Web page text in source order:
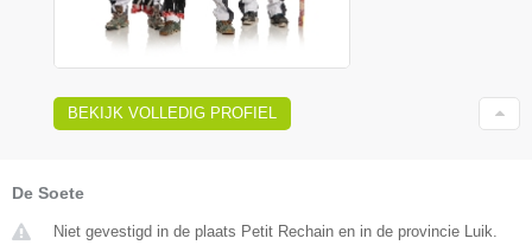
BEKIJK VOLLEDIG PROFIEL
De Soete
Niet gevestigd in de plaats Petit Rechain en in de provincie Luik.